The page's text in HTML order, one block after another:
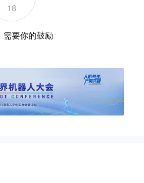
18
需要你的鼓励